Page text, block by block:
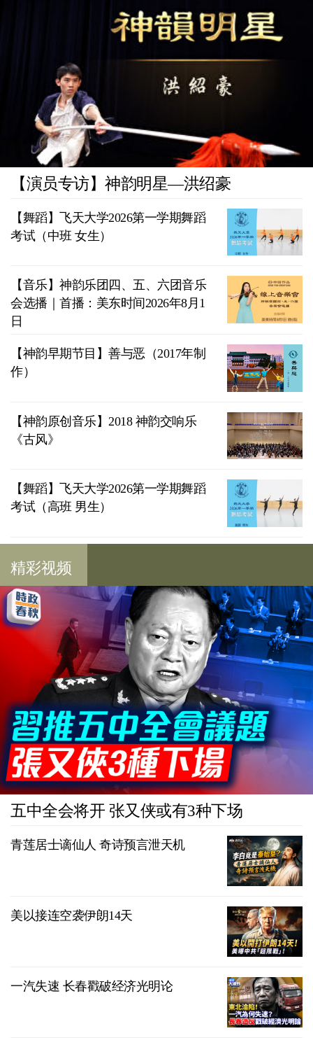
【演员专访】神韵明星—洪绍豪
【舞蹈】飞天大学2026第一学期舞蹈
考试（中班 女生）
【音乐】神韵乐团四、五、六团音乐
会选播｜首播：美东时间2026年8月1
日
【神韵早期节目】善与恶（2017年制
作）
【神韵原创音乐】2018 神韵交响乐
《古风》
【舞蹈】飞天大学2026第一学期舞蹈
考试（高班 男生）
精彩视频
五中全会将开 张又侠或有3种下场
青莲居士谪仙人 奇诗预言泄天机
美以接连空袭伊朗14天
一汽失速 长春戳破经济光明论